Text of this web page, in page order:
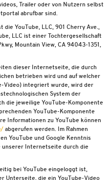
Trailer oder von Nutzern selbst
abrufbar sind.
YouTube, LLC, 901 Cherry Ave.,
LLC ist einer Tochtergesellschaft
Mountain View, CA 94043-1351,
dieser Internetseite, die durch
betrieben wird und auf welcher
Video) integriert wurde, wird der
System der
die jeweilige YouTube-Komponente
YouTube-Komponente
Informationen zu YouTube können
abgerufen werden. Im Rahmen
YouTube und Google Kenntnis
Internetseite durch die
bei YouTube eingeloggt ist,
Unterseite, die ein YouTube-Video